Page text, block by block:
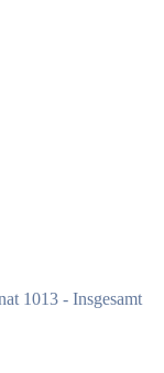
1013 - Insgesamt